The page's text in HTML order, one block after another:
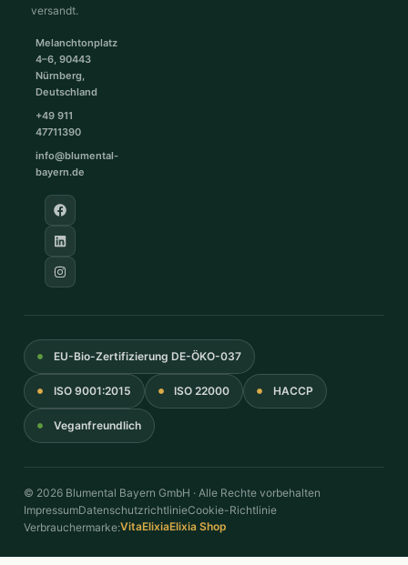
versandt.
Melanchtonplatz
4–6, 90443
Nürnberg,
Deutschland
+49 911
47711390
info@blumental-
bayern.de
EU-Bio-Zertifizierung DE-ÖKO-037
ISO 9001:2015 ISO 22000 HACCP
Veganfreundlich
© 2026 Blumental Bayern GmbH · Alle Rechte vorbehalten
ImpressumDatenschutzrichtlinieCookie-Richtlinie
Verbrauchermarke:VitaElixiaElixia Shop